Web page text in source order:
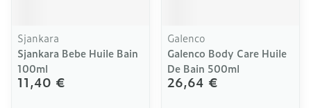
Sjankara
Sjankara Bebe Huile Bain
100ml
11,40 €
Galenco
Galenco Body Care Huile
De Bain 500ml
26,64 €